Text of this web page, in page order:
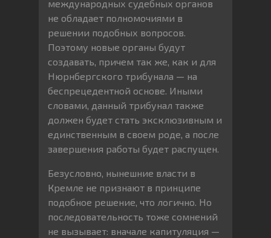
международных судебных органов
не обладает полномочиями в
решении подобных вопросов.
Поэтому новые органы будут
создавать, причем так же, как и для
Нюрнбергского трибунала — на
беспрецедентной основе. Иными
словами, данный трибунал также
должен будет стать эксклюзивным и
единственным в своем роде, а после
завершения работы будет распущен.
Безусловно, нынешние власти в
Кремле не признают в принципе
подобное решение, что логично. Но
последовательность тоже сомнений
не вызывает: вначале капитуляция —